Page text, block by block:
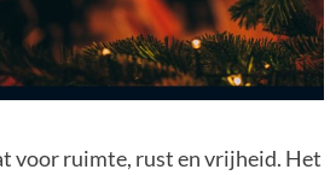
voor ruimte, rust en vrijheid. Het